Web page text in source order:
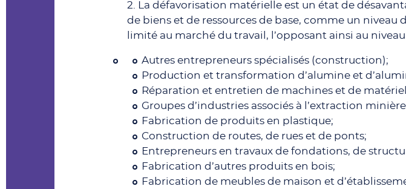
2. La défavorisation matérielle est un état de
de biens et de ressources de base, comme un
limité au marché du travail, l’opposant ainsi au
Autres entrepreneurs spécialisés (construction);
Production et transformation d’alumine et
Réparation et entretien de machines et de
Groupes d’industries associés à l’extraction
Fabrication de produits en plastique;
Construction de routes, de rues et de ponts;
Entrepreneurs en travaux de fondations, de
Fabrication d’autres produits en bois;
Fabrication de meubles de maison et